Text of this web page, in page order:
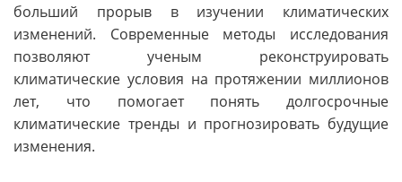
больший прорыв в изучении климатических
изменений. Современные методы исследования
позволяют ученым реконструировать
климатические условия на протяжении миллионов
лет, что помогает понять долгосрочные
климатические тренды и прогнозировать будущие
изменения.